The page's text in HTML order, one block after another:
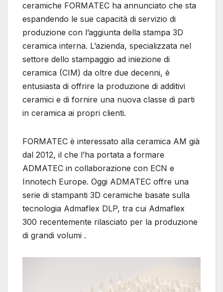
ceramiche FORMATEC ha annunciato che sta
espandendo le sue capacità di servizio di
produzione con l’aggiunta della stampa 3D
ceramica interna. L’azienda, specializzata nel
settore dello stampaggio ad iniezione di
ceramica (CIM) da oltre due decenni, è
entusiasta di offrire la produzione di additivi
ceramici e di fornire una nuova classe di parti
in ceramica ai propri clienti.
FORMATEC è interessato alla ceramica AM già
dal 2012, il che l’ha portata a formare
ADMATEC in collaborazione con ECN e
Innotech Europe. Oggi ADMATEC offre una
serie di stampanti 3D ceramiche basate sulla
tecnologia Admaflex DLP, tra cui Admaflex
300 recentemente rilasciato per la produzione
di grandi volumi .